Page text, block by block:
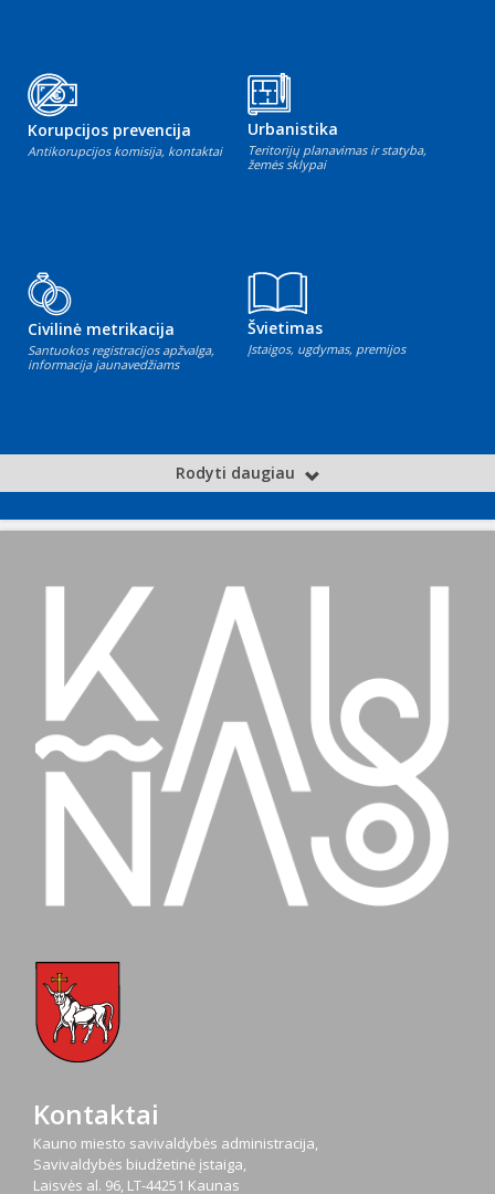
Korupcijos prevencija
Antikorupcijos komisija, kontaktai
Urbanistika
Teritorijų planavimas ir statyba,
žemės sklypai
Civilinė metrikacija
Santuokos registracijos apžvalga,
informacija jaunavedžiams
Švietimas
Įstaigos, ugdymas, premijos
Rodyti daugiau
Kontaktai
Kauno miesto savivaldybės administracija,
Savivaldybės biudžetinė įstaiga,
Laisvės al. 96, LT-44251 Kaunas